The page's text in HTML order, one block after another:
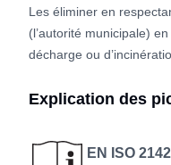
Les éliminer en
(l’autorité municipale)
décharge ou
Explication des
EN ISO